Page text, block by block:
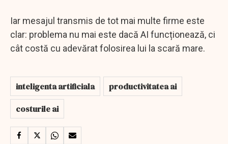
Iar mesajul transmis de tot mai multe firme este
clar: problema nu mai este dacă AI funcționează, ci
cât costă cu adevărat folosirea lui la scară mare.
inteligenta artificiala
productivitatea ai
costurile ai